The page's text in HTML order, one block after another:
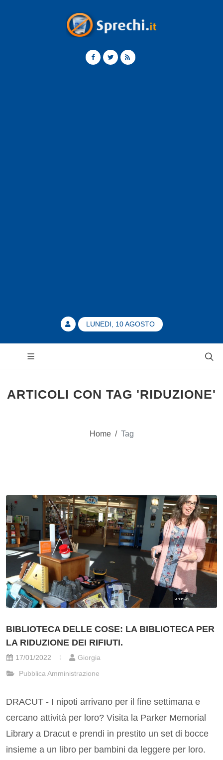
LUNEDI, 10 AGOSTO
ARTICOLI CON TAG 'RIDUZIONE'
Home / Tag
BIBLIOTECA DELLE COSE: LA BIBLIOTECA PER
LA RIDUZIONE DEI RIFIUTI.
17/01/2022
Giorgia
Pubblica Amministrazione
DRACUT - I nipoti arrivano per il fine settimana e
cercano attività per loro? Visita la Parker Memorial
Library a Dracut e prendi in prestito un set di bocce
insieme a un libro per bambini da leggere per loro.